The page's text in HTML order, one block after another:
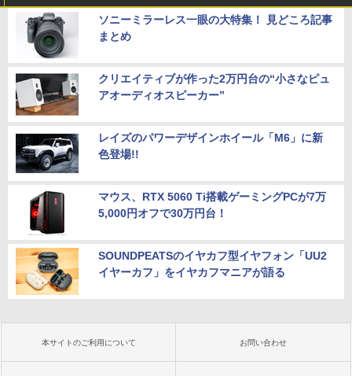
ソニーミラーレス一眼の大特集！ 見どころ記事
まとめ
クリエイティブが作った2万円台の“小さなピュ
アオーディオスピーカー”
レイズのパワーデザインホイール「M6」に新
色登場!!
マウス、RTX 5060 Ti搭載ゲーミングPCが7万
5,000円オフで30万円台！
SOUNDPEATSのイヤカフ型イヤフォン「UU2
イヤーカフ」をイヤカフマニアが語る
本サイトのご利用について お問い合わせ